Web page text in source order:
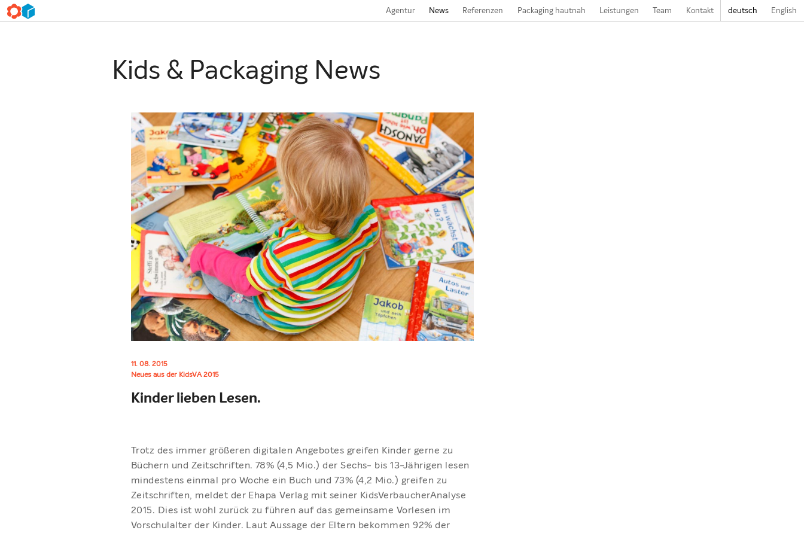
Agentur News Referenzen Packaging hautnah Leistungen Team Kontakt deutsch English
Kids & Packaging News
11. 08. 2015
Neues aus der KidsVA 2015
Kinder lieben Lesen.
Trotz des immer größeren digitalen Angebotes greifen Kinder gerne zu
Büchern und Zeitschriften. 78% (4,5 Mio.) der Sechs- bis 13-Jährigen lesen
mindestens einmal pro Woche ein Buch und 73% (4,2 Mio.) greifen zu
Zeitschriften, meldet der Ehapa Verlag mit seiner KidsVerbaucherAnalyse
2015. Dies ist wohl zurück zu führen auf das gemeinsame Vorlesen im
Vorschulalter der Kinder. Laut Aussage der Eltern bekommen 92% der